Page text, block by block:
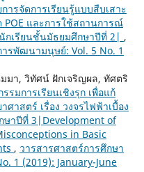
ารจัดการเรียนรู้แบบสืบเสาะ
POE และการใช้สถานการณ์
กเรียนชั้นมัธยมศึกษาปีที่ 2| ,
รพัฒนามนุษย์: Vol. 5 No. 1
มา, วิทัศน์ ฝักเจริญผล, ทัศตริ
รมการเรียนเชิงรุก เพื่อแก้
าสตร์ เรื่อง วงจรไฟฟ้าเบื้อง
าปีที่ 3|Development of
in Basic
, วารสารศาสตร์การศึกษา
1 (2019): January-June